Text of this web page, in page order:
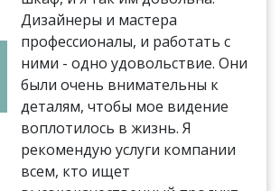
Дизайнеры и мастера
профессионалы, и работать с
ними - одно удовольствие. Они
были очень внимательны к
деталям, чтобы мое видение
воплотилось в жизнь. Я
рекомендую услуги компании
всем, кто ищет